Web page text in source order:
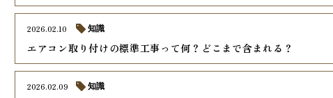
エアコン取り付けの標準工事って何？どこまで含まれる？
2026.02.10 知識
2026.02.09 知識